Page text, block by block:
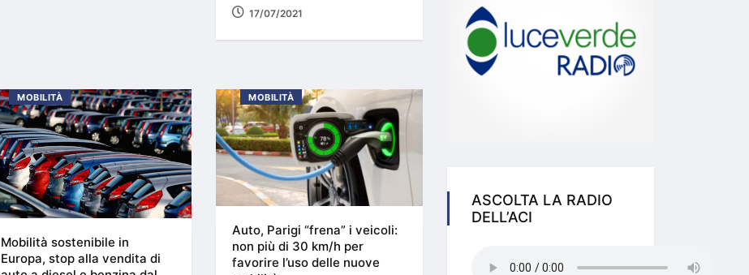
17/07/2021
MOBILITÀ
Mobilità sostenibile in
Europa, stop alla vendita di
MOBILITÀ
Auto, Parigi “frena” i veicoli:
non più di 30 km/h per
favorire l’uso delle nuove
ASCOLTA LA RADIO
DELL’ACI